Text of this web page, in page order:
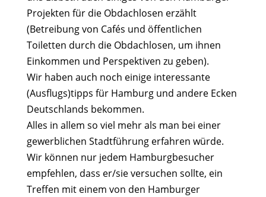
Projekten für die Obdachlosen erzählt
(Betreibung von Cafés und öffentlichen
Toiletten durch die Obdachlosen, um ihnen
Einkommen und Perspektiven zu geben).
Wir haben auch noch einige interessante
(Ausflugs)tipps für Hamburg und andere Ecken
Deutschlands bekommen.
Alles in allem so viel mehr als man bei einer
gewerblichen Stadtführung erfahren würde.
Wir können nur jedem Hamburgbesucher
empfehlen, dass er/sie versuchen sollte, ein
Treffen mit einem von den Hamburger